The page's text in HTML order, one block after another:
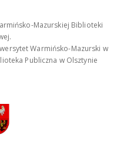
Mazurskiej Biblioteki
Warmińsko-Mazurski w
Publiczna w Olsztynie